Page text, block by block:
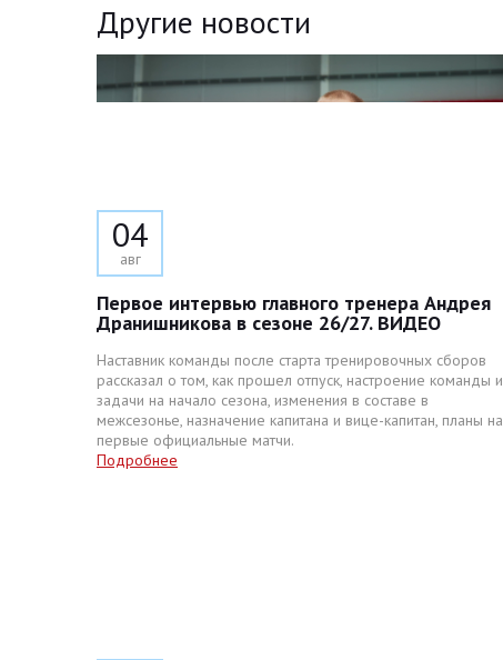
Другие новости
04
авг
Первое интервью главного тренера Андрея
Дранишникова в сезоне 26/27. ВИДЕО
Наставник команды после старта тренировочных сборов
рассказал о том, как прошел отпуск, настроение команды и
задачи на начало сезона, изменения в составе в
межсезонье, назначение капитана и вице-капитан, планы на
первые официальные матчи.
Подробнее